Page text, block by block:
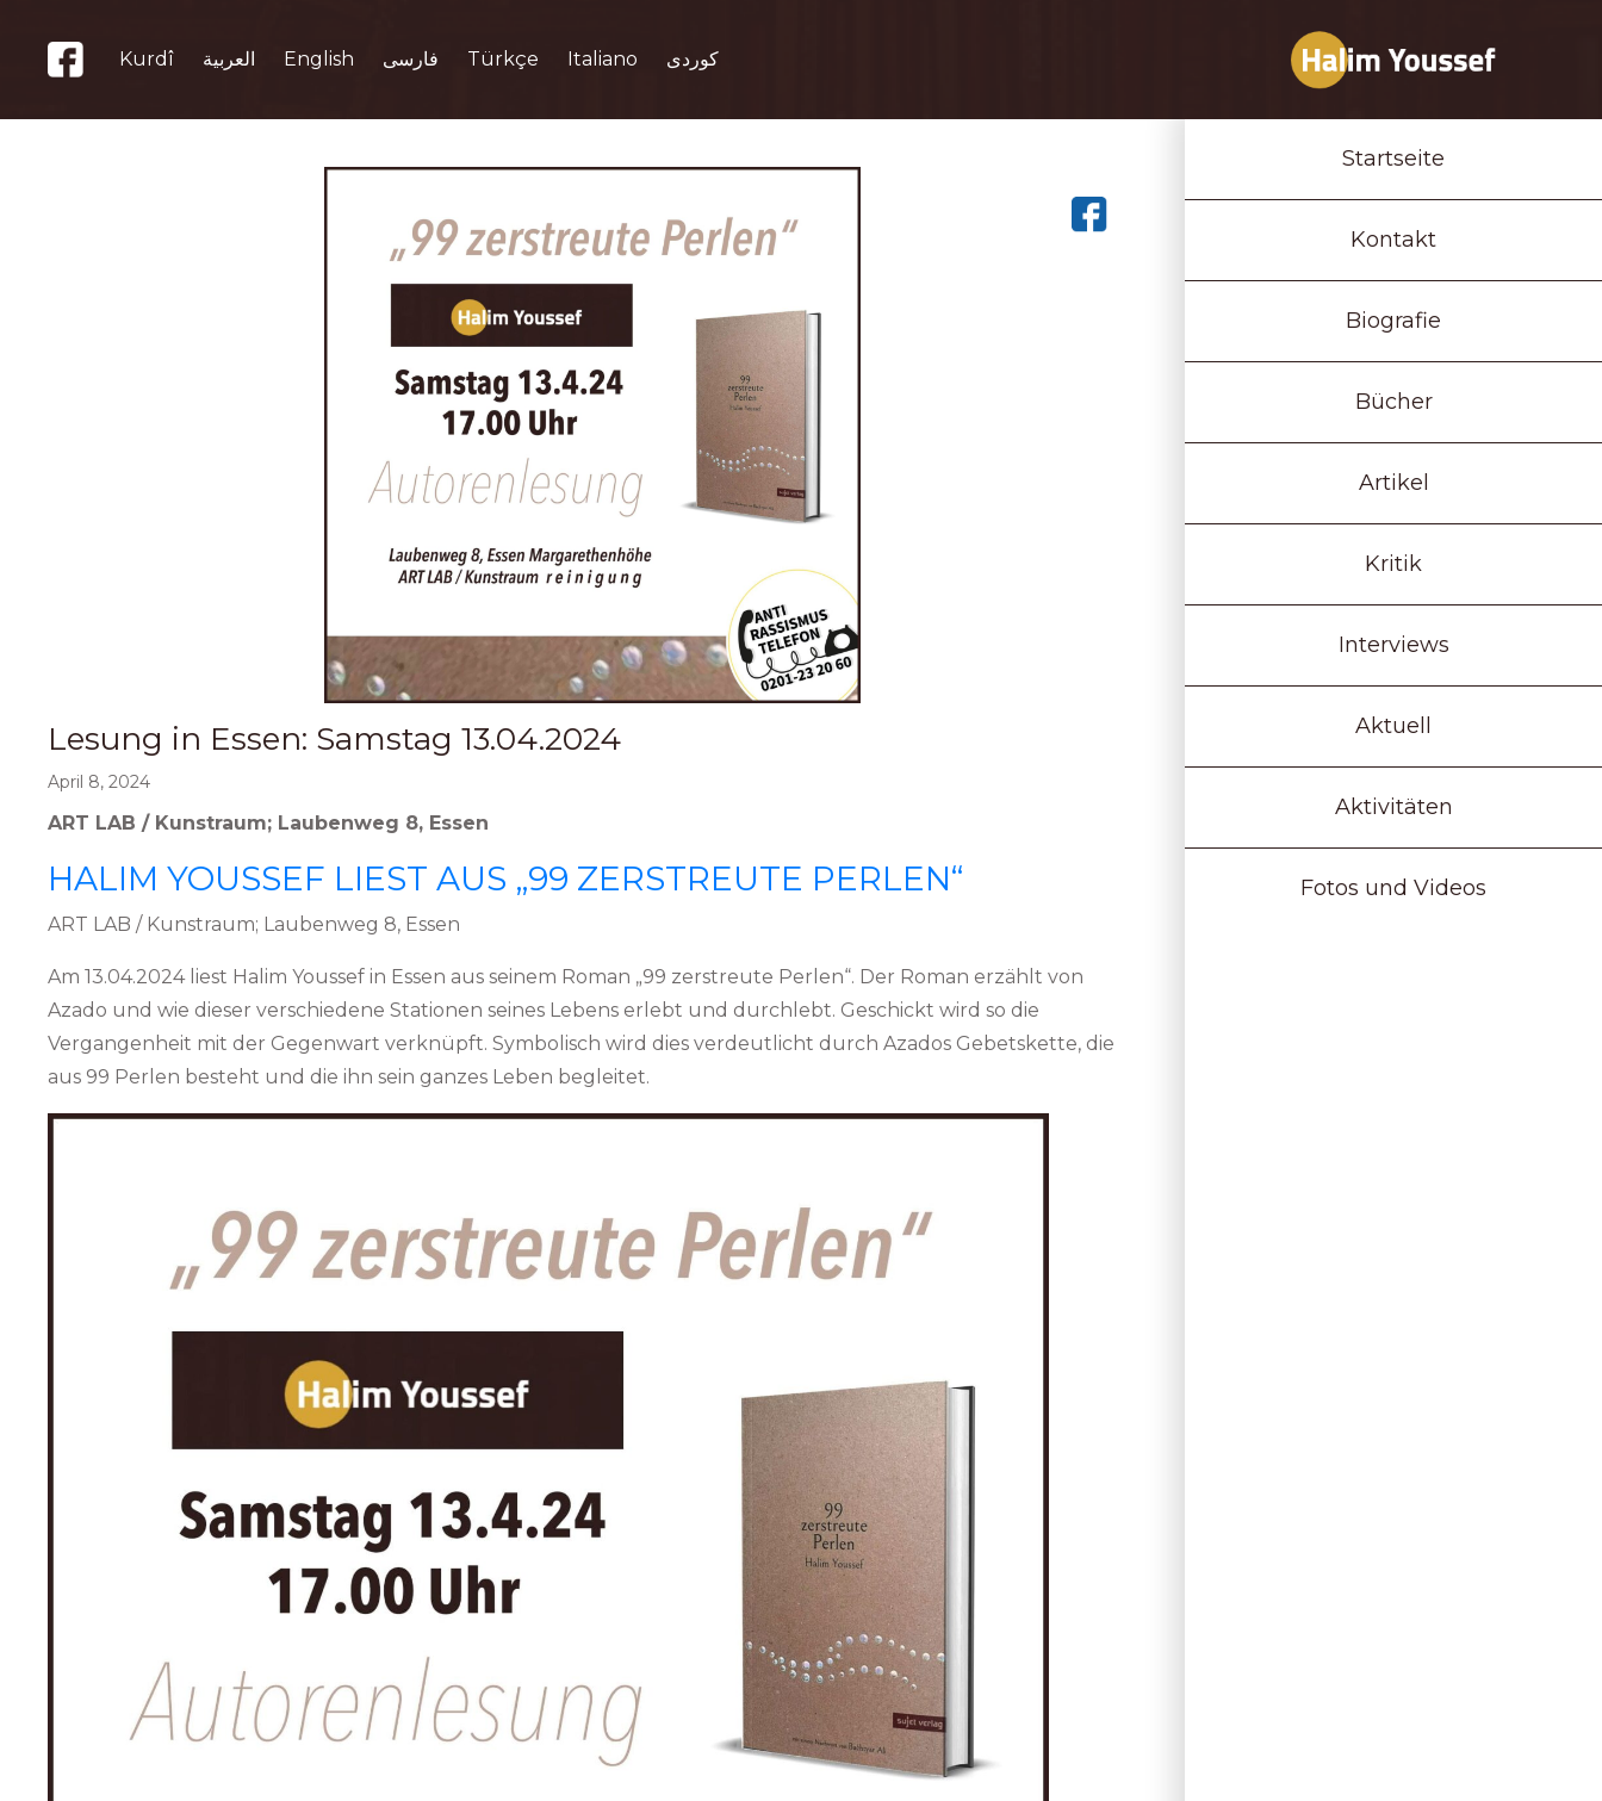
Kurdî العربية English فارسی Türkçe Italiano کوردی
Lesung in Essen: Samstag 13.04.2024
April 8, 2024
ART LAB / Kunstraum; Laubenweg 8, Essen
HALIM YOUSSEF LIEST AUS „99 ZERSTREUTE PERLEN“
ART LAB / Kunstraum; Laubenweg 8, Essen
Am 13.04.2024 liest Halim Youssef in Essen aus seinem Roman „99 zerstreute Perlen“. Der Roman erzählt von
Azado und wie dieser verschiedene Stationen seines Lebens erlebt und durchlebt. Geschickt wird so die
Vergangenheit mit der Gegenwart verknüpft. Symbolisch wird dies verdeutlicht durch Azados Gebetskette, die
aus 99 Perlen besteht und die ihn sein ganzes Leben begleitet.
Startseite
Kontakt
Biografie
Bücher
Artikel
Kritik
Interviews
Aktuell
Aktivitäten
Fotos und Videos